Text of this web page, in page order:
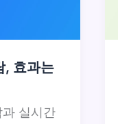
, 효과는
실시간